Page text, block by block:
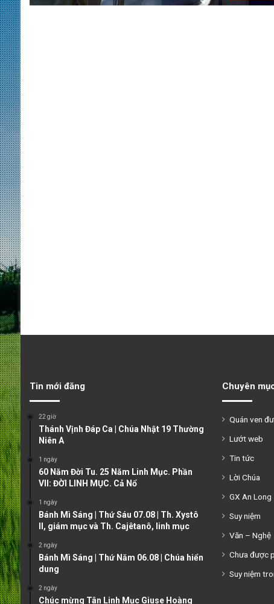
Tin mới đăng
22 giờ
Thánh Vịnh Đáp Ca | Chúa Nhật 19 Thường
Niên A
1 ngày
60 Năm Đời Tu. 25 Năm Linh Mục. Phần
VII: ĐỜI LINH MỤC. Cả Nổ
1 ngày
Bánh Mì Sáng | Thứ Sáu 07.08 | Th. Xystô
II, giám mục và Th. Cajêtanô, linh mục
2 ngày
Bánh Mì Sáng | Thứ Năm 06.08 | Chúa hiển
dung
2 ngày
Chúc mừng Tân Linh Mục Giuse Hoàng
Chuyên
Quán ven
Lướt web
Tin tức
Lời Chúa
GX An Long
Suy niệm
Văn – Nghệ
Chưa được
Suy niệm